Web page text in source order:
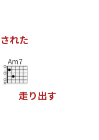
された
Am7
走り出す